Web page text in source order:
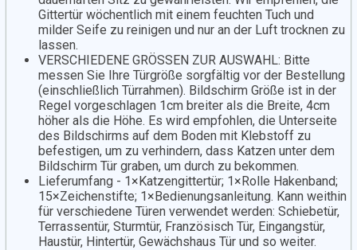
Gittertür wöchentlich mit einem feuchten Tuch und
milder Seife zu reinigen und nur an der Luft trocknen zu
lassen.
VERSCHIEDENE GRÖSSEN ZUR AUSWAHL: Bitte
messen Sie Ihre Türgröße sorgfältig vor der Bestellung
(einschließlich Türrahmen). Bildschirm Größe ist in der
Regel vorgeschlagen 1cm breiter als die Breite, 4cm
höher als die Höhe. Es wird empfohlen, die Unterseite
des Bildschirms auf dem Boden mit Klebstoff zu
befestigen, um zu verhindern, dass Katzen unter dem
Bildschirm Tür graben, um durch zu bekommen.
Lieferumfang - 1×Katzengittertür; 1×Rolle Hakenband;
15×Zeichenstifte; 1×Bedienungsanleitung. Kann weithin
für verschiedene Türen verwendet werden: Schiebetür,
Terrassentür, Sturmtür, Französisch Tür, Eingangstür,
Haustür, Hintertür, Gewächshaus Tür und so weiter.